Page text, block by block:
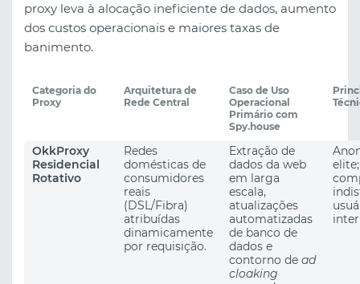
proxy leva à alocação ineficiente de dados, aumento
dos custos operacionais e maiores taxas de
banimento.
Categoria do
Proxy
Arquitetura de
Rede Central
Caso de Uso
Operacional
Primário com
Spy.house
OkkProxy
Residencial
Rotativo
Redes
domésticas de
consumidores
reais
(DSL/Fibra)
atribuídas
dinamicamente
por requisição.
Extração de
dados da web
em larga
escala,
atualizações
automatizadas
de banco de
dados e
contorno de ad
cloaking
elite;